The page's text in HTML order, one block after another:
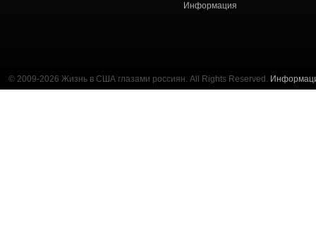
Информация
© 2009-2026 Жизнь в США глазами россиян. All Rights Reserved.